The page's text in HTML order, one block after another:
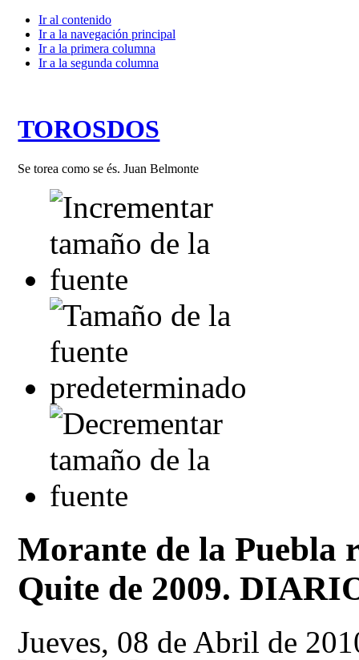
Ir al contenido
Ir a la navegación principal
Ir a la primera columna
Ir a la segunda columna
TOROSDOS
Se torea como se és. Juan Belmonte
Morante de la Puebla
Quite de 2009.
Jueves, 08 de Abril de